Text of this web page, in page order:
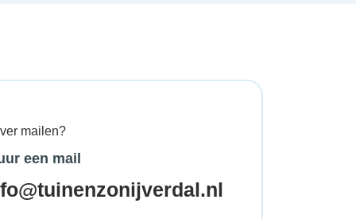
mailen?
een mail